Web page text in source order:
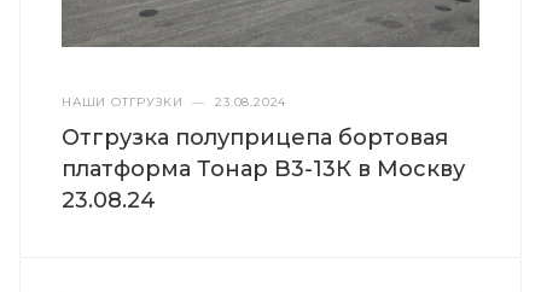
НАШИ ОТГРУЗКИ — 23.08.2024
Отгрузка полуприцепа бортовая
платформа Тонар B3-13К в Москву
23.08.24